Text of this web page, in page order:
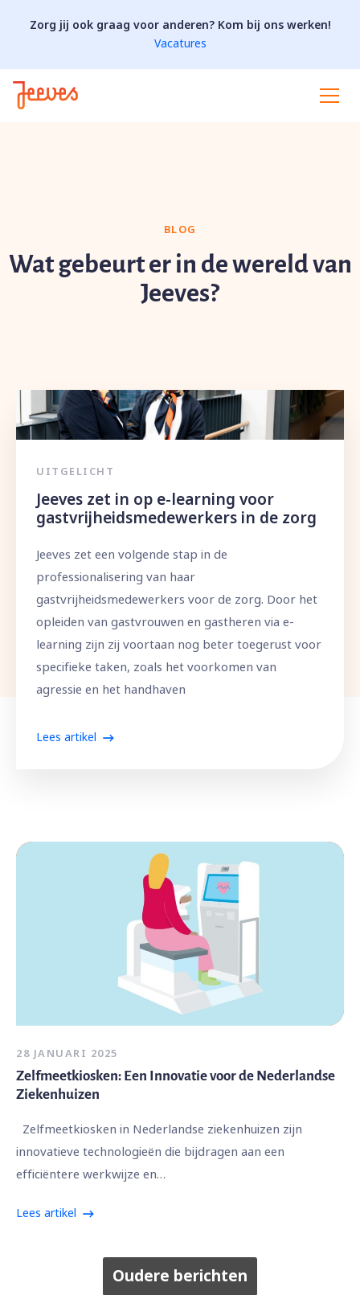
Zorg jij ook graag voor anderen? Kom bij ons werken!
Vacatures
BLOG
Wat gebeurt er in de wereld van
Jeeves?
UITGELICHT
Jeeves zet in op e-learning voor
gastvrijheidsmedewerkers in de zorg
Jeeves zet een volgende stap in de
professionalisering van haar
gastvrijheidsmedewerkers voor de zorg. Door het
opleiden van gastvrouwen en gastheren via e-
learning zijn zij voortaan nog beter toegerust voor
specifieke taken, zoals het voorkomen van
agressie en het handhaven
Lees artikel
28 JANUARI 2025
Zelfmeetkiosken: Een Innovatie voor de Nederlandse
Ziekenhuizen
Zelfmeetkiosken in Nederlandse ziekenhuizen zijn
innovatieve technologieën die bijdragen aan een
efficiëntere werkwijze en…
Lees artikel
Oudere berichten